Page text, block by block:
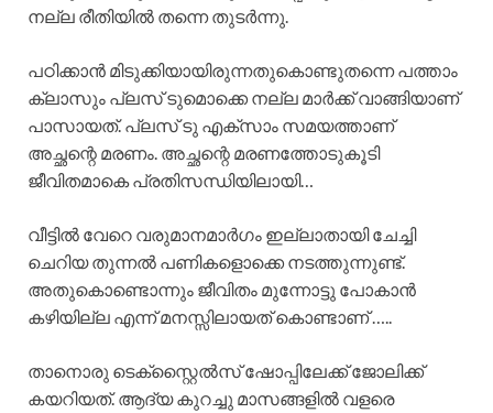
നല്ല രീതിയിൽ തന്നെ തുടർന്നു.
പഠിക്കാൻ മിടുക്കിയായിരുന്നതുകൊണ്ടുതന്നെ പത്താം
ക്ലാസും പ്ലസ് ടുമൊക്കെ നല്ല മാർക്ക് വാങ്ങിയാണ്
പാസായത്. പ്ലസ് ടു എക്സാം സമയത്താണ്
അച്ഛന്റെ മരണം. അച്ഛന്റെ മരണത്തോടുകൂടി
ജീവിതമാകെ പ്രതിസന്ധിയിലായി…
വീട്ടിൽ വേറെ വരുമാനമാർഗം ഇല്ലാതായി ചേച്ചി
ചെറിയ തുന്നൽ പണികളൊക്കെ നടത്തുന്നുണ്ട്.
അതുകൊണ്ടൊന്നും ജീവിതം മുന്നോട്ടു പോകാൻ
കഴിയില്ല എന്ന് മനസ്സിലായത് കൊണ്ടാണ് …..
താനൊരു ടെക്സ്റ്റൈൽസ് ഷോപ്പിലേക്ക് ജോലിക്ക്
കയറിയത്. ആദ്യ കുറച്ചു മാസങ്ങളിൽ വളരെ